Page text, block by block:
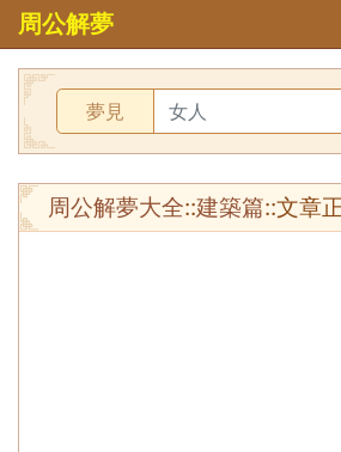
周公解夢
夢見
周公解夢大全::建築篇::文章